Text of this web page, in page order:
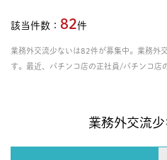
該当件数： 82件
業務外交流少ないは82件が募集中。業務外
す。最近、パチンコ店の正社員/パチンコ店
ては、資格取得支援あり、年間休日の多さ
業務外交流